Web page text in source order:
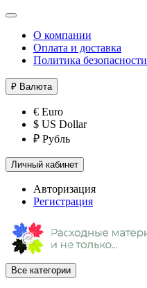
О компании
Оплата и доставка
Политика безопасности
₽ Валюта
€ Euro
$ US Dollar
₽ Рубль
Личный кабинет
Авторизация
Регистрация
Все категории